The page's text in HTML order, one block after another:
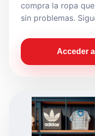
compra la ropa
sin problemas.
Acceder